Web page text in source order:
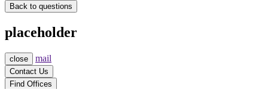
Back to questions
placeholder
close mail
Contact Us
Find Offices